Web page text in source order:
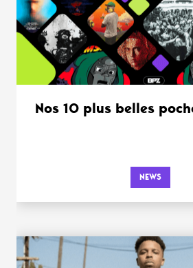
Nos 10 plus belles
NEWS